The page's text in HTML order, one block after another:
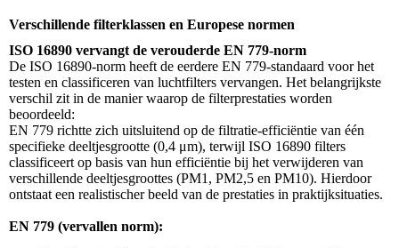
Verschillende filterklassen en Europese normen
ISO 16890 vervangt de verouderde EN 779-norm
De ISO 16890-norm heeft de eerdere EN 779-standaard voor het
testen en classificeren van luchtfilters vervangen. Het belangrijkste
verschil zit in de manier waarop de filterprestaties worden
beoordeeld:
EN 779 richtte zich uitsluitend op de filtratie-efficiëntie van één
specifieke deeltjesgrootte (0,4 μm), terwijl ISO 16890 filters
classificeert op basis van hun efficiëntie bij het verwijderen van
verschillende deeltjesgroottes (PM1, PM2,5 en PM10). Hierdoor
ontstaat een realistischer beeld van de prestaties in praktijksituaties.
EN 779 (vervallen norm):